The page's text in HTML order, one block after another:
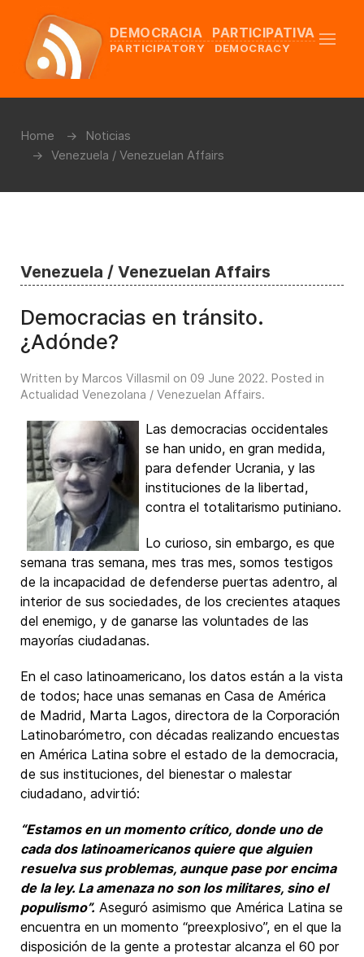
DEMOCRACIA PARTICIPATIVA
PARTICIPATORY DEMOCRACY
Home
Noticias
Venezuela / Venezuelan Affairs
Venezuela / Venezuelan Affairs
Democracias en tránsito.
¿Adónde?
Written by Marcos Villasmil on 09 June 2022. Posted in
Actualidad Venezolana / Venezuelan Affairs.
Las democracias occidentales
se han unido, en gran medida,
para defender Ucrania, y las
instituciones de la libertad,
contra el totalitarismo putiniano.
Lo curioso, sin embargo, es que
semana tras semana, mes tras mes, somos testigos
de la incapacidad de defenderse puertas adentro, al
interior de sus sociedades, de los crecientes ataques
del enemigo, y de ganarse las voluntades de las
mayorías ciudadanas.
En el caso latinoamericano, los datos están a la vista
de todos; hace unas semanas en Casa de América
de Madrid, Marta Lagos, directora de la Corporación
Latinobarómetro, con décadas realizando encuestas
en América Latina sobre el estado de la democracia,
de sus instituciones, del bienestar o malestar
ciudadano, advirtió:
“Estamos en un momento crítico, donde uno de
cada dos latinoamericanos quiere que alguien
resuelva sus problemas, aunque pase por encima
de la ley. La amenaza no son los militares, sino el
populismo”. Aseguró asimismo que América Latina se
encuentra en un momento “preexplosivo”, en el que la
disposición de la gente a protestar alcanza el 60 por